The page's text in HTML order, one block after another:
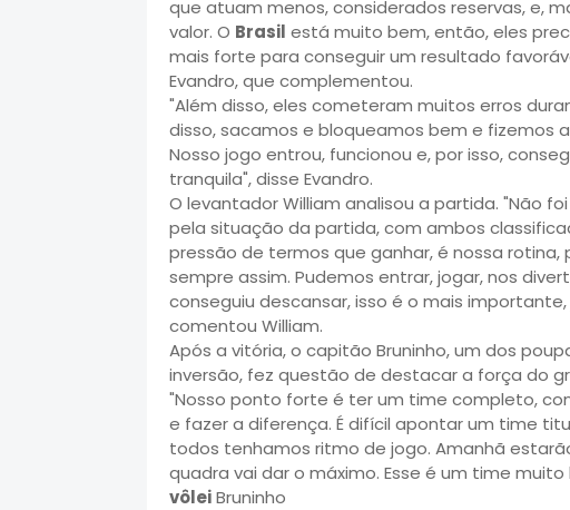
que atuam menos, considerados reservas, e,
valor. O Brasil está muito bem, então, eles
mais forte para conseguir um resultado
Evandro, que complementou.
"Além disso, eles cometeram muitos erros
disso, sacamos e bloqueamos bem e fizemos
Nosso jogo entrou, funcionou e, por isso,
tranquila", disse Evandro.
O levantador William analisou a partida. "Não
pela situação da partida, com ambos
pressão de termos que ganhar, é nossa
sempre assim. Pudemos entrar, jogar, nos
conseguiu descansar, isso é o mais
comentou William.
Após a vitória, o capitão Bruninho, um dos
inversão, fez questão de destacar a força do
"Nosso ponto forte é ter um time completo,
e fazer a diferença. É difícil apontar um time
todos tenhamos ritmo de jogo. Amanhã
quadra vai dar o máximo. Esse é um time
vôleiBruninho